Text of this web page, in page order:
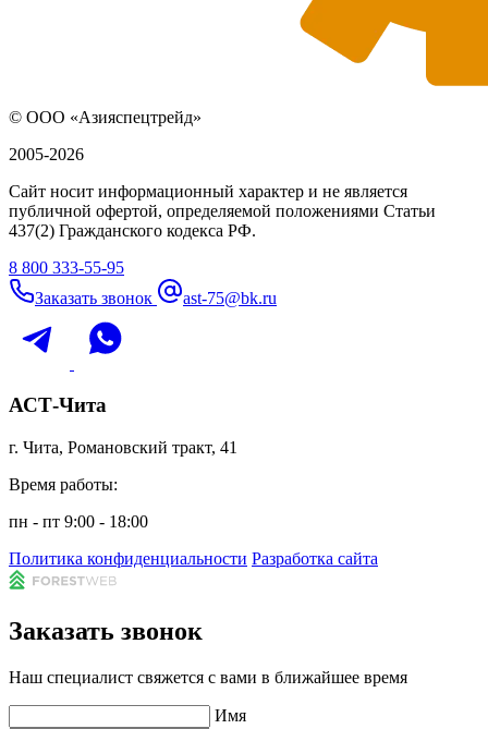
© ООО «Азияспецтрейд»
2005-2026
Сайт носит информационный характер и не является
публичной офертой, определяемой положениями Статьи
437(2) Гражданского кодекса РФ.
8 800 333-55-95
Заказать звонок
ast-75@bk.ru
АСТ-Чита
г. Чита, Романовский тракт, 41
Время работы:
пн - пт 9:00 - 18:00
Политика конфиденциальности Разработка сайта
Заказать звонок
Наш специалист свяжется с вами в ближайшее время
Имя